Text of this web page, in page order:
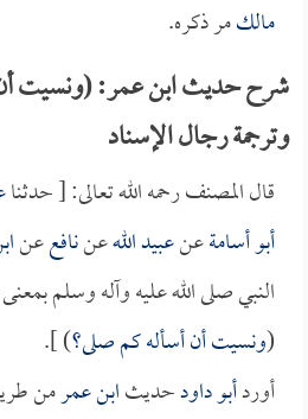
مالكمر ذكره.
شرح حديث ابن عمر: (ونسيت
وترجمة رجال الإسناد
قال المصنف رحمه الله تعالى: [ حدثنا
أبو أسامةعنعبيد اللهعننافععن
النبي صلى الله عليه وآله وسلم
(ونسيت أن أسأله كم صلى؟) ].
أوردأبو داودحديثابن عمرمن